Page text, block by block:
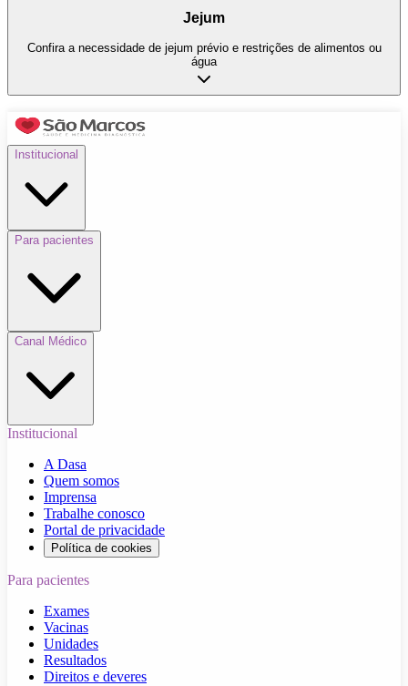
Jejum
Confira a necessidade de jejum prévio e restrições de alimentos ou
água
Institucional
Para pacientes
Canal Médico
Institucional
A Dasa
Quem somos
Imprensa
Trabalhe conosco
Portal de privacidade
Política de cookies
Para pacientes
Exames
Vacinas
Unidades
Resultados
Direitos e deveres